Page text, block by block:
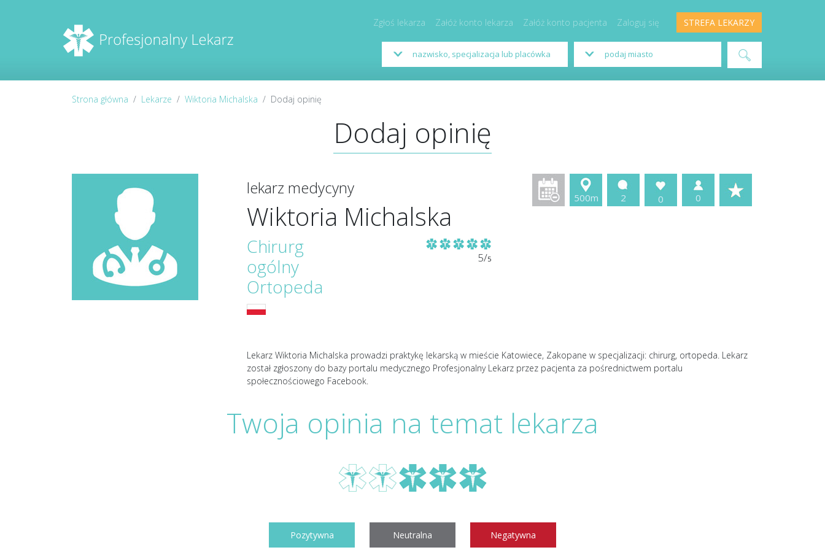
Zgłoś lekarza Załóż konto lekarza Załóż konto pacjenta Zaloguj się STREFA LEKARZY
Strona główna Lekarze Wiktoria Michalska Dodaj opinię
Dodaj opinię
lekarz medycyny
Wiktoria Michalska
Chirurg
ogólny
Ortopeda
5/5
500m 2 0 0
Lekarz Wiktoria Michalska prowadzi praktykę lekarską w mieście Katowiece, Zakopane w specjalizacji: chirurg, ortopeda. Lekarz
został zgłoszony do bazy portalu medycznego Profesjonalny Lekarz przez pacjenta za pośrednictwem portalu
społecznościowego Facebook.
Twoja opinia na temat lekarza
Pozytywna Neutralna Negatywna